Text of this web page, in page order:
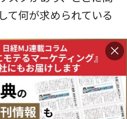
て何が求められている
ます。問題の要素を把
することが大切です。
×